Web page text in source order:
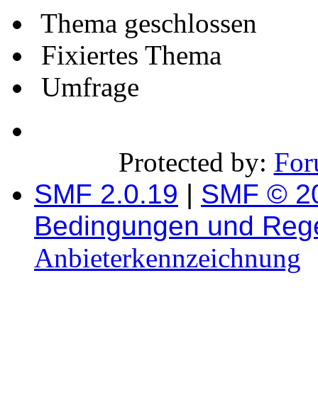
Thema geschlossen
Fixiertes Thema
Umfrage
Protected by:
SMF 2.0.19 | SMF ©
Bedingungen und
Anbieterkennzeichnung